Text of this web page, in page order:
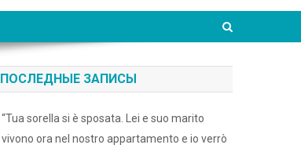
ПОСЛЕДНЫЕ ЗАПИСЫ
“Tua sorella si è sposata. Lei e suo marito
vivono ora nel nostro appartamento e io verrò